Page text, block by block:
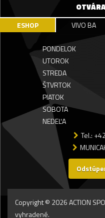
ESHOP VIVO BA
PONDELOK
UTOROK
STREDA
ŠTVRTOK
PIATOK
SOBOTA
NEDEĽA
Tel.:
Copyright © 2026 ACTION
vyhradené.